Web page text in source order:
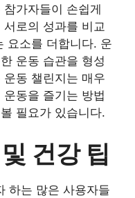
가자들이 손쉽게
로의 성과를 비교
요소를 더합니다. 운
운동 습관을 형성
동 챌린지는 매우
동을 즐기는 방법
필요가 있습니다.
건강 팁
하는 많은 사용자들